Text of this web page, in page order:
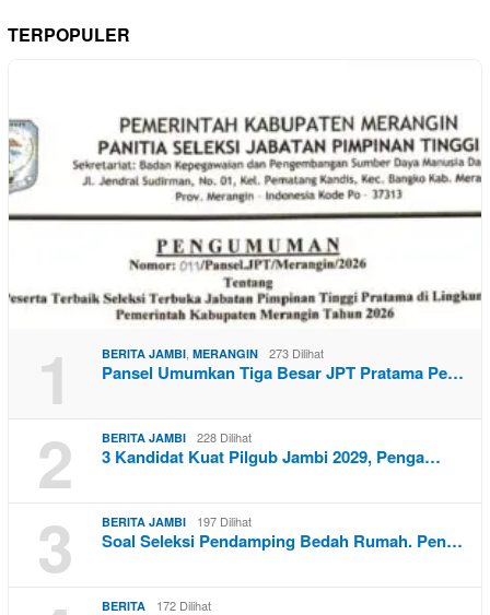
TERPOPULER
1 BERITA JAMBI, MERANGIN 273 Dilihat
Pansel Umumkan Tiga Besar JPT Pratama Pe…
2 BERITA JAMBI 228 Dilihat
3 Kandidat Kuat Pilgub Jambi 2029, Penga…
3 BERITA JAMBI 197 Dilihat
Soal Seleksi Pendamping Bedah Rumah. Pen…
BERITA 172 Dilihat